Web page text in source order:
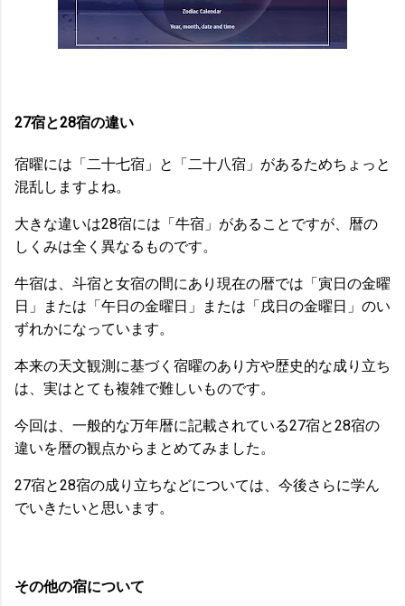
27宿と28宿の違い
宿曜には「二十七宿」と「二十八宿」があるためちょっと
混乱しますよね。
大きな違いは28宿には「牛宿」があることですが、暦の
しくみは全く異なるものです。
牛宿は、斗宿と女宿の間にあり現在の暦では「寅日の金曜
日」または「午日の金曜日」または「戌日の金曜日」のい
ずれかになっています。
本来の天文観測に基づく宿曜のあり方や歴史的な成り立ち
は、実はとても複雑で難しいものです。
今回は、一般的な万年暦に記載されている27宿と28宿の
違いを暦の観点からまとめてみました。
27宿と28宿の成り立ちなどについては、今後さらに学ん
でいきたいと思います。
その他の宿について